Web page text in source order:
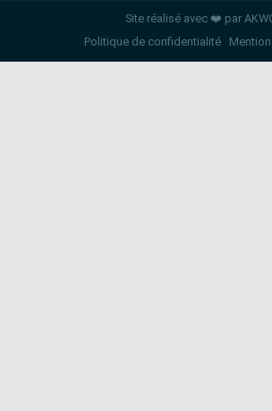
Site réalisé avec ❤️ par
Politique de confidentialité